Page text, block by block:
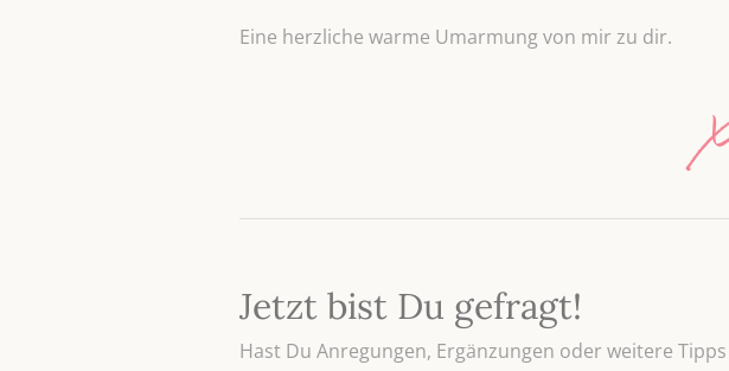
Eine herzliche warme Umarmung von mir zu dir.
Jetzt bist Du gefragt!
Hast Du Anregungen, Ergänzungen oder weitere